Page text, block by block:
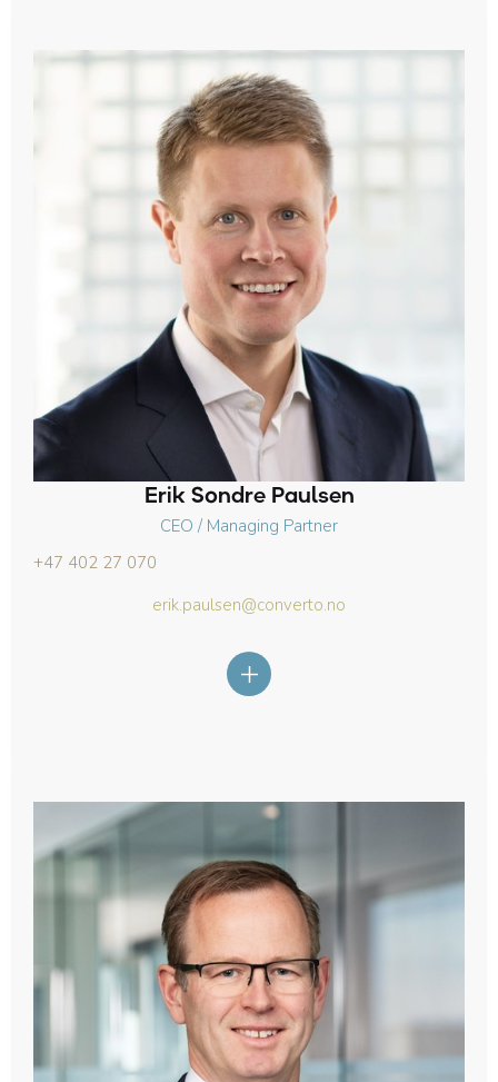
Erik Sondre Paulsen
CEO / Managing Partner
+47 402 27 070
erik.paulsen@converto.no